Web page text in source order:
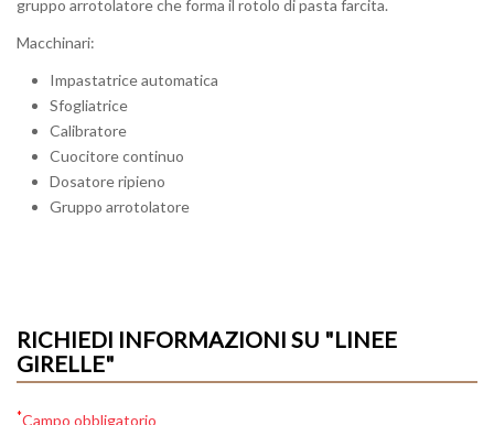
gruppo arrotolatore che forma il rotolo di pasta farcita.
Macchinari:
Impastatrice automatica
Sfogliatrice
Calibratore
Cuocitore continuo
Dosatore ripieno
Gruppo arrotolatore
RICHIEDI INFORMAZIONI SU "LINEE
GIRELLE"
*Campo obbligatorio